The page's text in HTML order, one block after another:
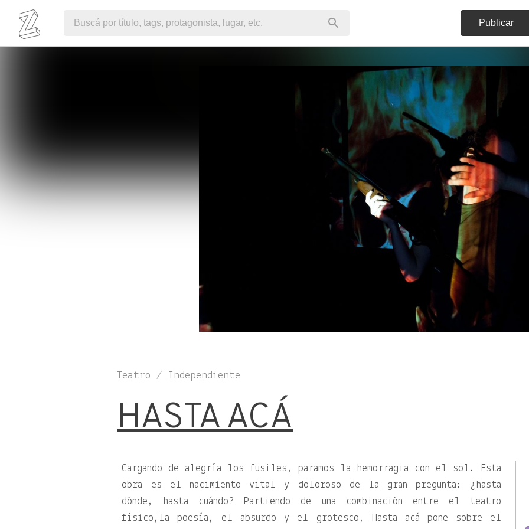
Publicar
Teatro / Independiente
HASTA ACÁ
Cargando de alegría los fusiles, paramos la hemorragia con el sol. Esta
obra es el nacimiento vital y doloroso de la gran pregunta: ¿hasta
dónde, hasta cuándo? Partiendo de una combinación entre el teatro
físico,la poesía, el absurdo y el grotesco, Hasta acá pone sobre el